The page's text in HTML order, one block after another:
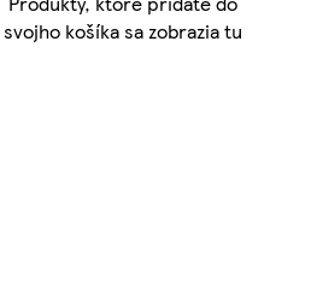
svojho košíka sa zobrazia tu